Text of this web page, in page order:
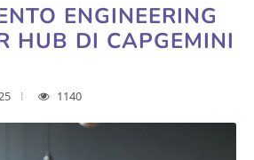
ENGINEERING
HUB DI CAPGEMINI
1140